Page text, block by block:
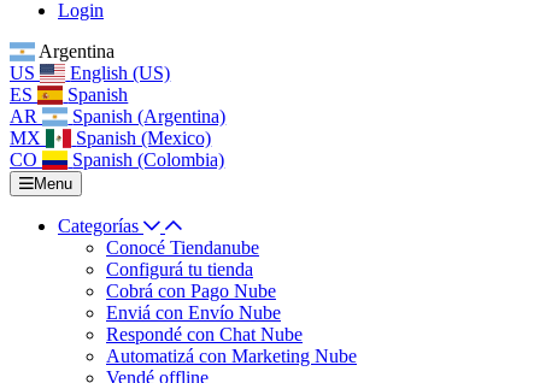
Login
Argentina
US
English (US)
ES
Spanish
AR
Spanish (Argentina)
MX
Spanish (Mexico)
CO
Spanish (Colombia)
Menu
Categorías
Conocé Tiendanube
Configurá tu tienda
Cobrá con Pago Nube
Enviá con Envío Nube
Respondé con Chat Nube
Automatizá con Marketing Nube
Vendé offline